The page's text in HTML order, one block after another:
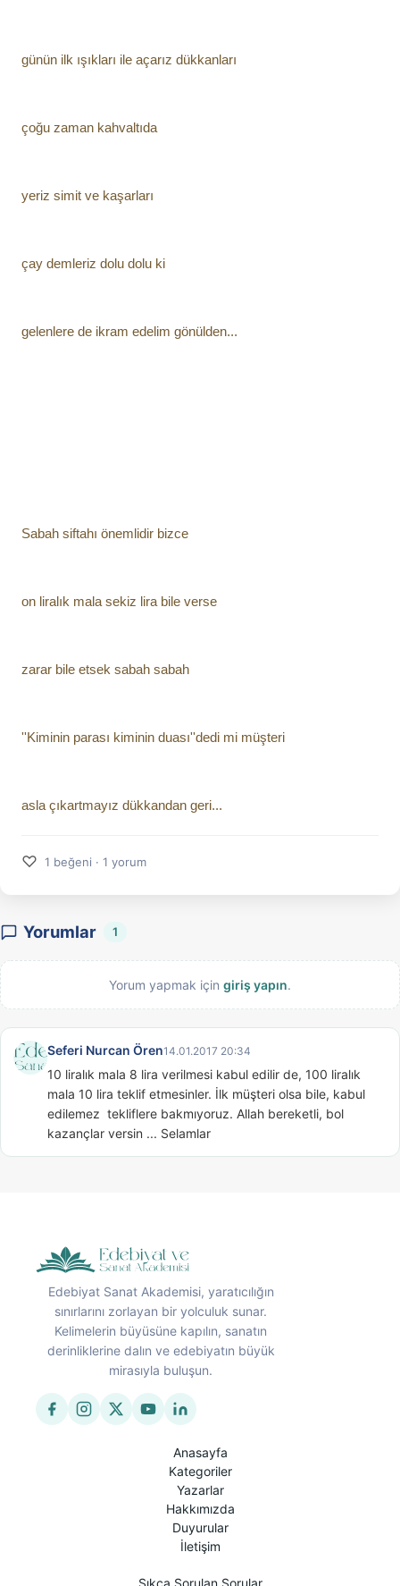
günün ilk ışıkları ile açarız dükkanları
çoğu zaman kahvaltıda
yeriz simit ve kaşarları
çay demleriz dolu dolu ki
gelenlere de ikram edelim gönülden...
Sabah siftahı önemlidir bizce
on liralık mala sekiz lira bile verse
zarar bile etsek sabah sabah
''Kiminin parası kiminin duası''dedi mi müşteri
asla çıkartmayız dükkandan geri...
♡ 1 beğeni · 1 yorum
Yorumlar 1
Yorum yapmak için giriş yapın.
Seferi Nurcan Ören14.01.2017 20:34
10 liralık mala 8 lira verilmesi kabul edilir de, 100 liralık
mala 10 lira teklif etmesinler. İlk müşteri olsa bile, kabul
edilemez  tekliflere bakmıyoruz. Allah bereketli, bol
kazançlar versin ... Selamlar
Edebiyat Sanat Akademisi, yaratıcılığın
sınırlarını zorlayan bir yolculuk sunar.
Kelimelerin büyüsüne kapılın, sanatın
derinliklerine dalın ve edebiyatın büyük
mirasıyla buluşun.
Anasayfa
Kategoriler
Yazarlar
Hakkımızda
Duyurular
İletişim
Sıkça Sorulan Sorular